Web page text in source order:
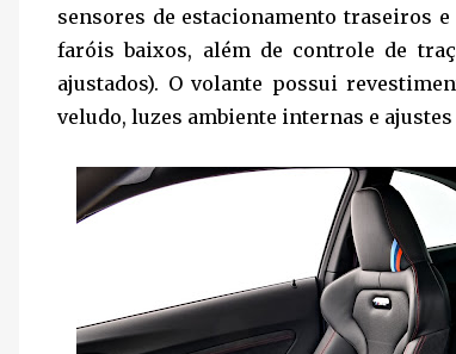
sensores de estacionamento traseiros
faróis baixos, além de controle de
ajustados). O volante possui
veludo, luzes ambiente internas e